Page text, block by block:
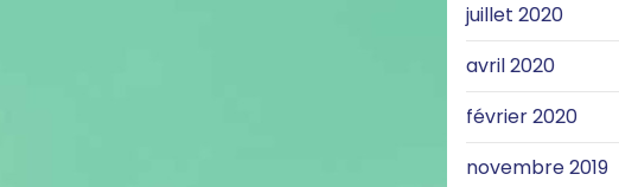
juillet 2020
avril 2020
février 2020
novembre 2019